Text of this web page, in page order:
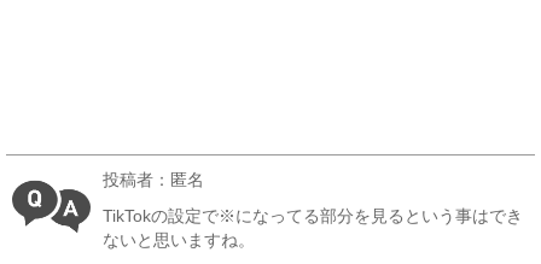
投稿者：匿名
TikTokの設定で※になってる部分を見るという事はでき
ないと思いますね。